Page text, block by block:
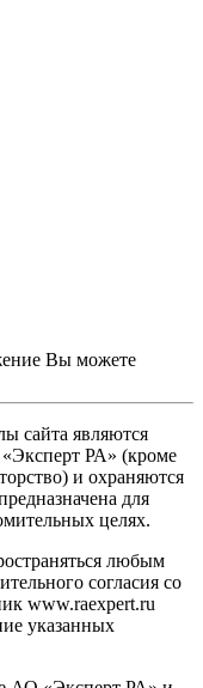
Вы можете
сайта являются
РА» (кроме
и охраняются
для
целях.
любым
согласия со
www.raexpert.ru
указанных